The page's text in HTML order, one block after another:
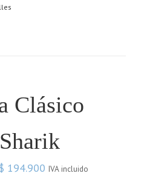
Clásico
$ 194.900 IVA incluido